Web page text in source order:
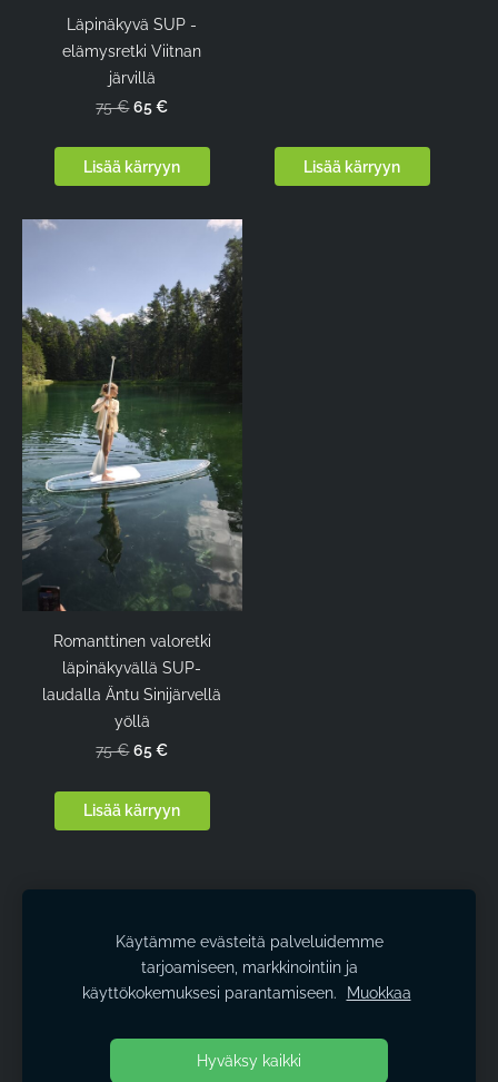
Läpinäkyvä SUP -
elämysretki Viitnan
järvillä
75 € 65 €
Lisää kärryyn Lisää kärryyn
Romanttinen valoretki
läpinäkyvällä SUP-
laudalla Äntu Sinijärvellä
yöllä
75 € 65 €
Lisää kärryyn
Evästeet
Kestavyys Yhteystiedot Sijainti
Käytämme evästeitä palveluidemme
tarjoamiseen, markkinointiin ja
käyttökokemuksesi parantamiseen.
Muokkaa
Hyväksy kaikki